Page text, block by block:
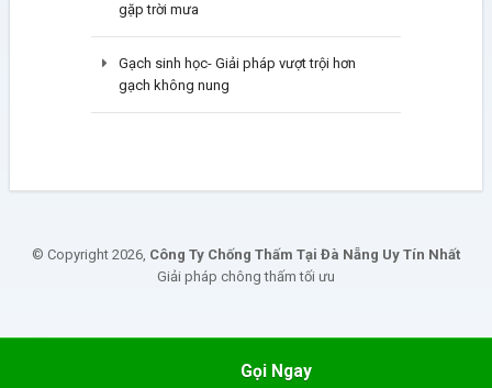
gặp trời mưa
Gạch sinh học- Giải pháp vượt trội hơn
gạch không nung
© Copyright 2026, Công Ty Chống Thấm Tại Đà Nẵng Uy Tín Nhất
Giải pháp chông thấm tối ưu
Gọi Ngay